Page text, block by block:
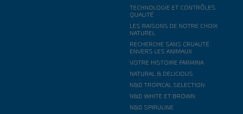
TECHNOLOGIE ET CONTRÔLES
QUALITÉ
LES RAISONS DE NOTRE CHOIX
NATUREL
RECHERCHE SANS CRUAUTÉ
ENVERS LES ANIMAUX
VOTRE HISTOIRE FARMINA
NATURAL & DELICIOUS
N&D TROPICAL SELECTION
N&D WHITE ET BROWN
N&D SPIRULINE